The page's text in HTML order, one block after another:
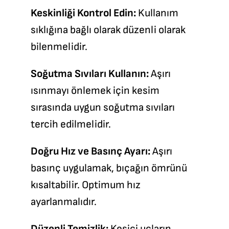
Keskinliği Kontrol Edin: Kullanım
sıklığına bağlı olarak düzenli olarak
bilenmelidir.
Soğutma Sıvıları Kullanın:Aşırı
ısınmayı önlemek için kesim
sırasında uygun soğutma sıvıları
tercih edilmelidir.
Doğru Hız ve Basınç Ayarı:Aşırı
basınç uygulamak, bıçağın ömrünü
kısaltabilir. Optimum hız
ayarlanmalıdır.